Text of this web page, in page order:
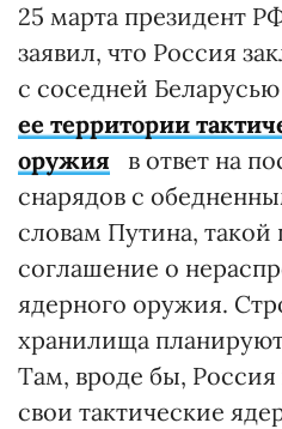
25 марта президент
заявил, что Россия
с соседней Беларусью
ее территории
оружия в ответ на
снарядов с
словам Путина,
соглашение о
ядерного оружия.
хранилища
Там, вроде бы, Россия
свои тактические